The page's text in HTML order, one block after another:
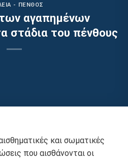
- ΠΈΝΘΟΣ
αγαπημένων
στάδια του πένθους
και σωματικές
που αισθάνονται οι